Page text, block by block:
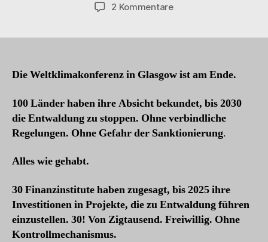
2 Kommentarezu
Die Weltklimakonferenz in Glasgow ist am Ende.
100 Länder haben ihre Absicht bekundet, bis 2030
die Entwaldung zu stoppen. Ohne verbindliche
Regelungen. Ohne Gefahr der Sanktionierung.
Alles wie gehabt.
30 Finanzinstitute haben zugesagt, bis 2025 ihre
Investitionen in Projekte, die zu Entwaldung führen
einzustellen. 30! Von Zigtausend. Freiwillig. Ohne
Kontrollmechanismus.